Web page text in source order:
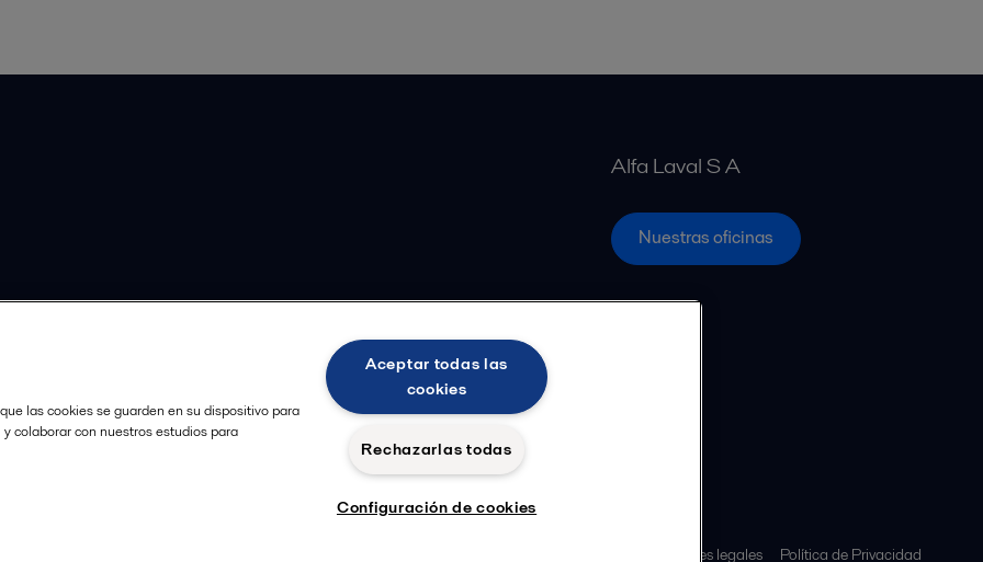
Alfa Laval S A
Nuestras oficinas
Términos y condiciones legales Política de Privacidad
las cookies se guarden en su dispositivo para
colaborar con nuestros estudios para
Aceptar todas las
cookies
Rechazarlas todas
Configuración de cookies